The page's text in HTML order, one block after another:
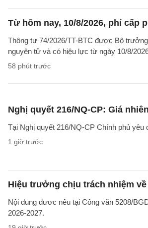
Từ hôm nay, 10/8/2026, phí cấp
Thông tư 74/2026/TT-BTC được Bộ
nguyên tử và có hiệu lực từ ngày 10/8/
58 phút trước
Nghị quyết 216/NQ-CP: Giá
Tại Nghị quyết 216/NQ-CP Chính phủ
1 giờ trước
Hiệu trưởng chịu trách nhiệm
Nội dung đươc nêu tại Công văn 5208/
2026-2027.